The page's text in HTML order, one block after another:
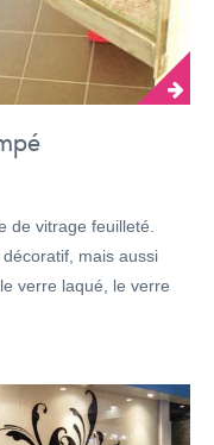
de vitrage feuilleté.
mais aussi
verre laqué, le verre